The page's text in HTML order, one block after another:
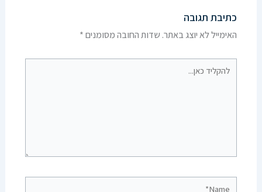
כתיבת תגובה
האימייל לא יוצג באתר. שדות החובה מסומנים*
להקליד
Name*